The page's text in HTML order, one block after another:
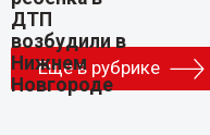
Еще в рубрике